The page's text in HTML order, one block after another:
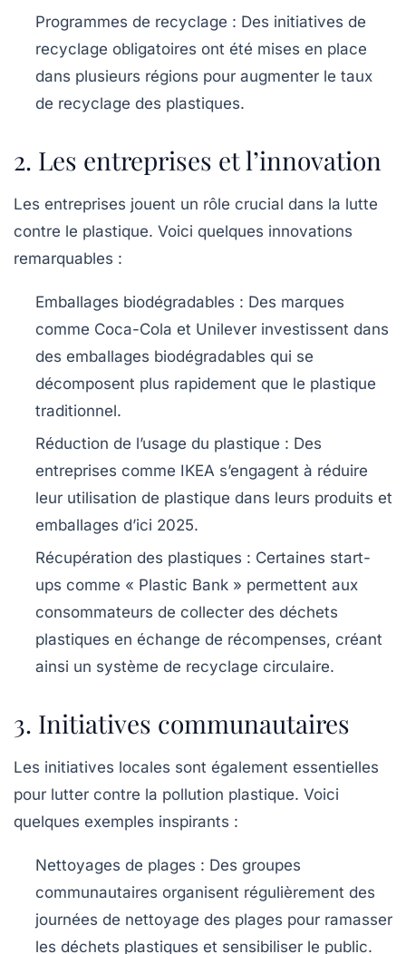
Programmes de recyclage : Des initiatives de
recyclage obligatoires ont été mises en place
dans plusieurs régions pour augmenter le taux
de recyclage des plastiques.
2. Les entreprises et l’innovation
Les entreprises jouent un rôle crucial dans la lutte
contre le plastique. Voici quelques innovations
remarquables :
Emballages biodégradables : Des marques
comme Coca-Cola et Unilever investissent dans
des emballages biodégradables qui se
décomposent plus rapidement que le plastique
traditionnel.
Réduction de l’usage du plastique : Des
entreprises comme IKEA s’engagent à réduire
leur utilisation de plastique dans leurs produits et
emballages d’ici 2025.
Récupération des plastiques : Certaines start-
ups comme « Plastic Bank » permettent aux
consommateurs de collecter des déchets
plastiques en échange de récompenses, créant
ainsi un système de recyclage circulaire.
3. Initiatives communautaires
Les initiatives locales sont également essentielles
pour lutter contre la pollution plastique. Voici
quelques exemples inspirants :
Nettoyages de plages : Des groupes
communautaires organisent régulièrement des
journées de nettoyage des plages pour ramasser
les déchets plastiques et sensibiliser le public.